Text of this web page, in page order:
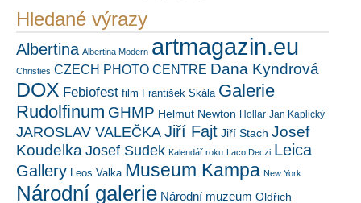
Hledané výrazy
Albertina Albertina Modern artmagazin.eu
Christies CZECH PHOTO CENTRE Dana Kyndrová
DOX Febiofest film František Skála Galerie
Rudolfinum GHMP Helmut Newton Hollar Jan Kaplický
JAROSLAV VALEČKA Jiří Fajt Jiří Stach Josef
Koudelka Josef Sudek Kalendář roku Laco Deczi Leica
Gallery Leos Valka Museum Kampa New York
Národní galerie Národní muzeum Oldřich